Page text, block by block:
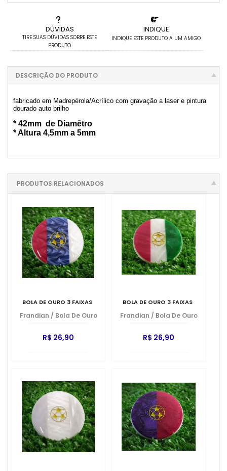
DÚVIDAS
TIRE SUAS DÚVIDAS SOBRE ESTE
PRODUTO
INDIQUE
INDIQUE ESTE PRODUTO A UM AMIGO
DESCRIÇÃO DO PRODUTO
fabricado em Madrepérola/Acrílico com gravação a laser e pintura
dourado auto brilho
* 42mm de Diamêtro
* Altura 4,5mm a 5mm
PRODUTOS RELACIONADOS
BOLA DE OURO 3 FAIXAS
Frandian / Bola De Ouro
R$ 26,90
BOLA DE OURO 3 FAIXAS
Frandian / Bola De Ouro
R$ 26,90